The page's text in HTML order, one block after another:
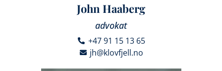
John Haaberg
advokat
+47 91 15 13 65
jh@klovfjell.no